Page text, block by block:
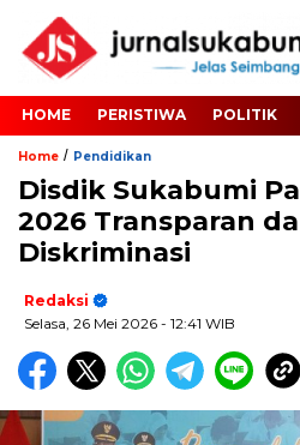
HOME PERISTIWA POLITIK
Home / Pendidikan
Disdik Sukabumi
2026 Transparan
Diskriminasi
Redaksi
Selasa, 26 Mei 2026 - 12:41 WIB